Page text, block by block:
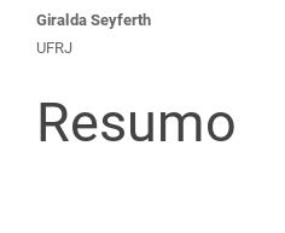
Conteúdo
do
artigo
Giralda Seyferth
UFRJ
Resumo